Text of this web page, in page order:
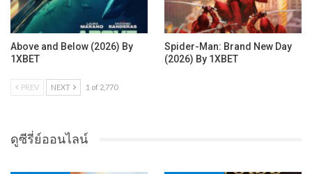
Above and Below (2026) By
1XBET
Spider-Man: Brand New Day
(2026) By 1XBET
PREV NEXT 1 of 2,770
ดูซีรี่ย์ออนไลน์